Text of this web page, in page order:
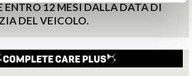
ENTRO 12 MESI DALLA DATA DI
DEL VEICOLO.